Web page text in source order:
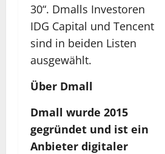
30“. Dmalls Investoren
IDG Capital und Tencent
sind in beiden Listen
ausgewählt.
Über Dmall
Dmall wurde 2015
gegründet und ist ein
Anbieter digitaler